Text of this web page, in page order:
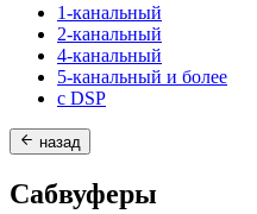
1-канальный
2-канальный
4-канальный
5-канальный и более
с DSP
назад
Сабвуферы